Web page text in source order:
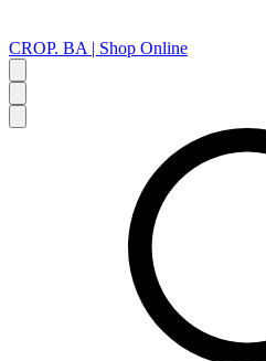
CROP. BA | Shop Online